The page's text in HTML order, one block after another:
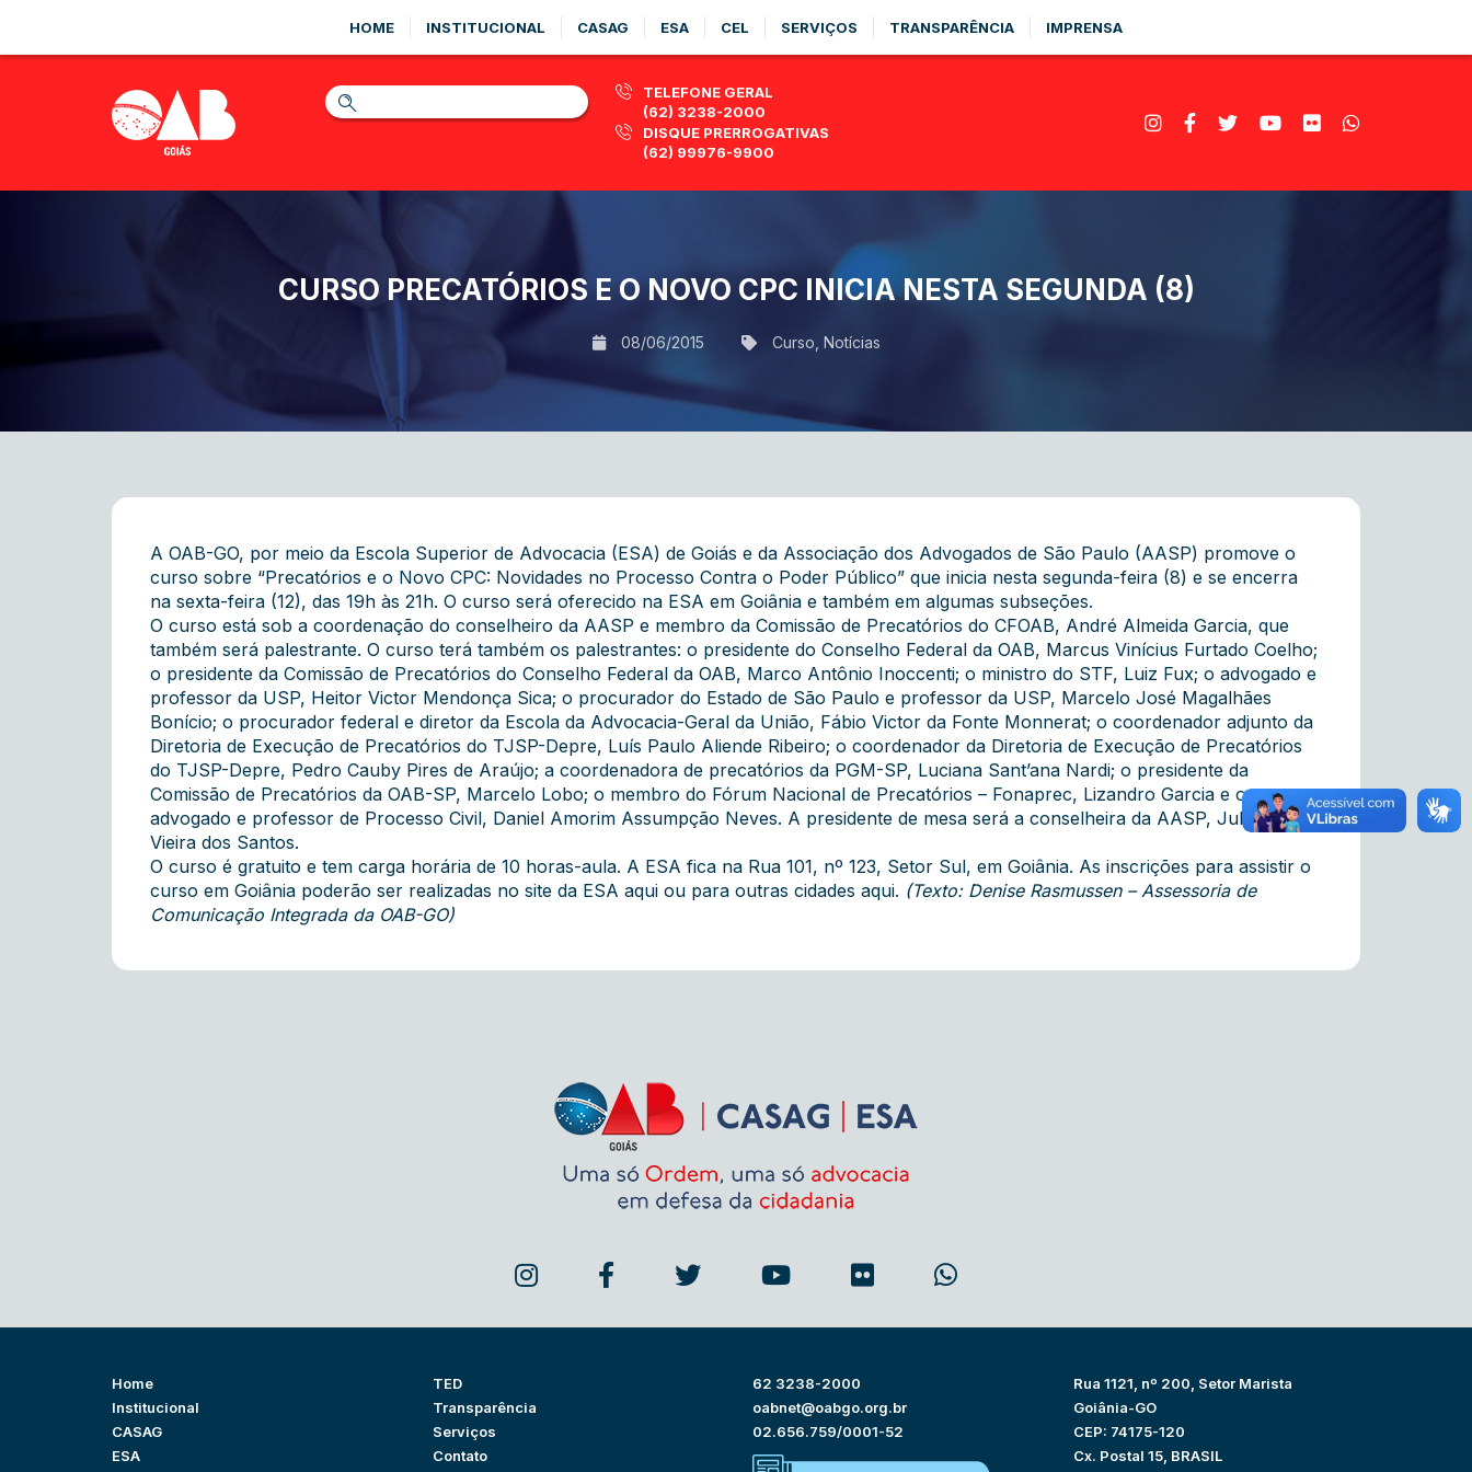
HOME INSTITUCIONAL CASAG ESA CEL SERVIÇOS TRANSPARÊNCIA IMPRENSA
TELEFONE GERAL
(62) 3238-2000
DISQUE PRERROGATIVAS
(62) 99976-9900
CURSO PRECATÓRIOS E O NOVO CPC INICIA NESTA SEGUNDA (8)
08/06/2015 Curso Notícias
A OAB-GO, por meio da Escola Superior de Advocacia (ESA) de Goiás e da Associação dos Advogados de São Paulo (AASP) promove o
curso sobre “Precatórios e o Novo CPC: Novidades no Processo Contra o Poder Público” que inicia nesta segunda-feira (8) e se encerra
na sexta-feira (12), das 19h às 21h. O curso será oferecido na ESA em Goiânia e também em algumas subseções.
O curso está sob a coordenação do conselheiro da AASP e membro da Comissão de Precatórios do CFOAB, André Almeida Garcia, que
também será palestrante. O curso terá também os palestrantes: o presidente do Conselho Federal da OAB, Marcus Vinícius Furtado Coelho;
o presidente da Comissão de Precatórios do Conselho Federal da OAB, Marco Antônio Inoccenti; o ministro do STF, Luiz Fux; o advogado e
professor da USP, Heitor Victor Mendonça Sica; o procurador do Estado de São Paulo e professor da USP, Marcelo José Magalhães
Bonício; o procurador federal e diretor da Escola da Advocacia-Geral da União, Fábio Victor da Fonte Monnerat; o coordenador adjunto da
Diretoria de Execução de Precatórios do TJSP-Depre, Luís Paulo Aliende Ribeiro; o coordenador da Diretoria de Execução de Precatórios
do TJSP-Depre, Pedro Cauby Pires de Araújo; a coordenadora de precatórios da PGM-SP, Luciana Sant’ana Nardi; o presidente da
Comissão de Precatórios da OAB-SP, Marcelo Lobo; o membro do Fórum Nacional de Precatórios – Fonaprec, Lizandro Garcia e o
advogado e professor de Processo Civil, Daniel Amorim Assumpção Neves. A presidente de mesa será a conselheira da AASP, Juliana
Vieira dos Santos.
O curso é gratuito e tem carga horária de 10 horas-aula. A ESA fica na Rua 101, nº 123, Setor Sul, em Goiânia. As inscrições para assistir o
curso em Goiânia poderão ser realizadas no site da ESA aqui ou para outras cidades aqui. (Texto: Denise Rasmussen – Assessoria de
Comunicação Integrada da OAB-GO)
Home
Institucional
CASAG
ESA
TED
Transparência
Serviços
Contato
62 3238-2000
oabnet@oabgo.org.br
02.656.759/0001-52
Rua 1121, nº 200, Setor Marista
Goiânia-GO
CEP: 74175-120
Cx. Postal 15, BRASIL